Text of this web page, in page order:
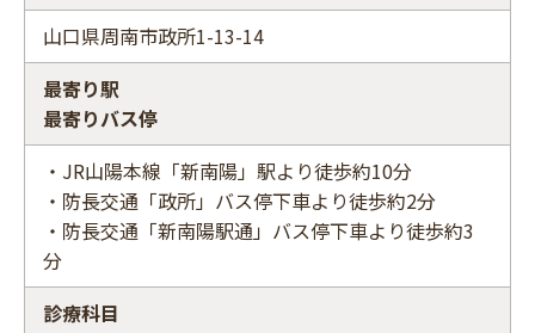
山口県周南市政所1-13-14
最寄り駅
最寄りバス停
・JR山陽本線「新南陽」駅より徒歩約10分
・防長交通「政所」バス停下車より徒歩約2分
・防長交通「新南陽駅通」バス停下車より徒歩約3
分
診療科目